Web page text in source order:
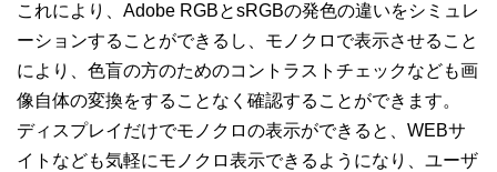
これにより、Adobe RGBとsRGBの発色の違いをシミュレ
ーションすることができるし、モノクロで表示させること
により、色盲の方のためのコントラストチェックなども画
像自体の変換をすることなく確認することができます。
ディスプレイだけでモノクロの表示ができると、WEBサ
イトなども気軽にモノクロ表示できるようになり、ユーザ